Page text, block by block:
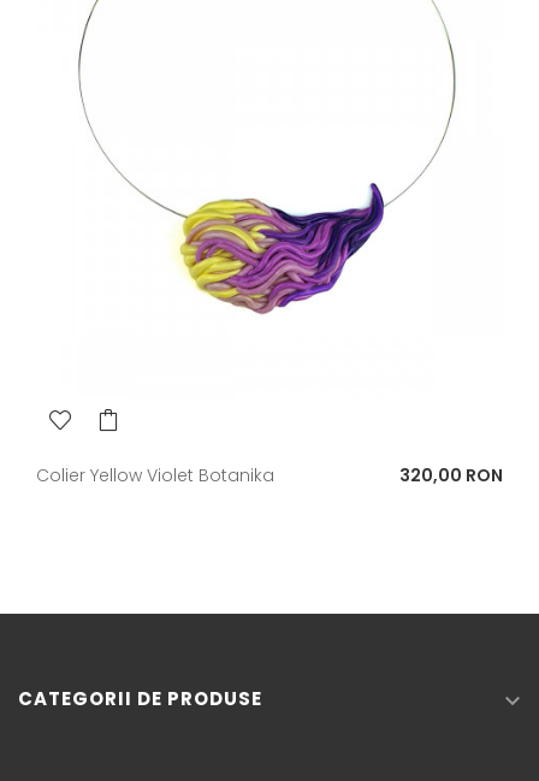
Colier Yellow Violet Botanika Pret
320,00 RON
CATEGORII DE PRODUSE 